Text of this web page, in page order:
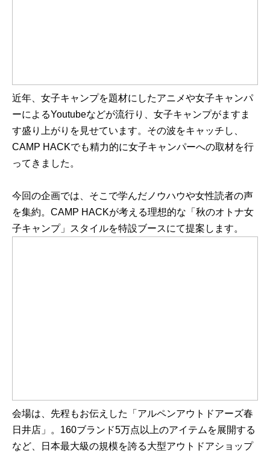
近年、女子キャンプを題材にしたアニメや女子キャンパ
ーによるYoutubeなどが流行り、女子キャンプがますま
す盛り上がりを見せています。その波をキャッチし、
CAMP HACKでも精力的に女子キャンパーへの取材を行
ってきました。
今回の企画では、そこで学んだノウハウや女性読者の声
を集約。CAMP HACKが考える理想的な「秋のオトナ女
子キャンプ」スタイルを特設ブースにて提案します。
会場は、先程もお伝えした「アルペンアウトドアーズ春
日井店」。160ブランド5万点以上のアイテムを展開する
など、日本最大級の規模を誇る大型アウトドアショップ